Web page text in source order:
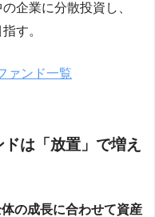
の企業に分散投資し、
す。
ァンド一覧
は「放置」で増え
の成長に合わせて資産